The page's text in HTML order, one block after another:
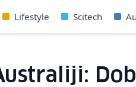
Lifestyle Scitech